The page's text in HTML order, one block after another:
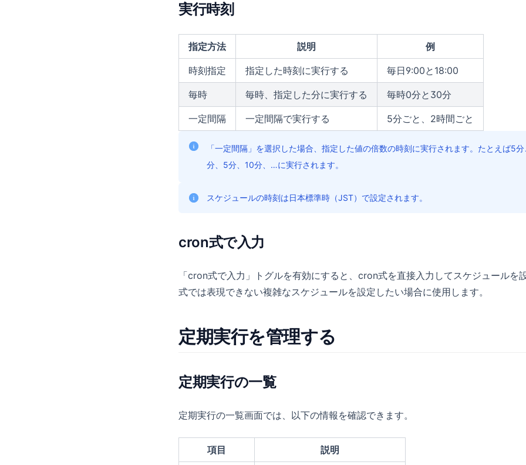
実行時刻
指定方法 説明 例
時刻指定 指定した時刻に実行する 毎日9:00と18:00
毎時 毎時、指定した分に実行する 毎時0分と30分
一定間隔 一定間隔で実行する 5分ごと、2時間ごと
「一定間隔」を選択した場合、指定した値の倍数の時刻に実行されます。たとえば5
分、5分、10分、…に実行されます。
スケジュールの時刻は日本標準時（JST）で設定されます。
cron式で入力
「cron式で入力」トグルを有効にすると、cron式を直接入力してスケジュールを
式では表現できない複雑なスケジュールを設定したい場合に使用します。
定期実行を管理する
定期実行の一覧
定期実行の一覧画面では、以下の情報を確認できます。
項目 説明